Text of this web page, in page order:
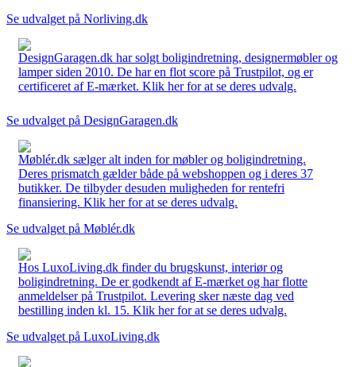
Se udvalget på Norliving.dk
DesignGaragen.dk har solgt boligindretning, designermøbler og
lamper siden 2010. De har en flot score på Trustpilot, og er
certificeret af E-mærket. Klik her for at se deres udvalg.
Se udvalget på DesignGaragen.dk
Møblér.dk sælger alt inden for møbler og boligindretning.
Deres prismatch gælder både på webshoppen og i deres 37
butikker. De tilbyder desuden muligheden for rentefri
finansiering. Klik her for at se deres udvalg.
Se udvalget på Møblér.dk
Hos LuxoLiving.dk finder du brugskunst, interiør og
boligindretning. De er godkendt af E-mærket og har flotte
anmeldelser på Trustpilot. Levering sker næste dag ved
bestilling inden kl. 15. Klik her for at se deres udvalg.
Se udvalget på LuxoLiving.dk